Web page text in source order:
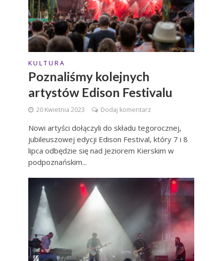
K U L T U R A
Poznaliśmy kolejnych
artystów Edison Festivalu
20 Kwietnia 2023 Dodaj komentarz
Nowi artyści dołączyli do składu tegorocznej,
jubileuszowej edycji Edison Festival, który 7 i 8
lipca odbędzie się nad Jeziorem Kierskim w
podpoznańskim...